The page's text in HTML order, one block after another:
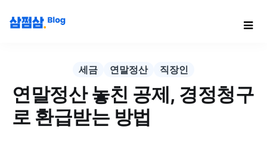
세금 연말정산 직장인
연말정산 놓친 공제, 경정청구
로 환급받는 방법